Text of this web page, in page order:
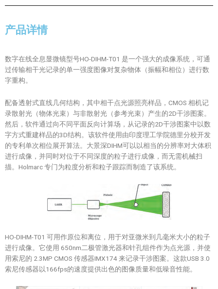
产品详情
数字在线全息显微镜型号HO-DIHM-T01 是一个强大的成像系统，可通
过传输相干光记录的单一强度图像对复杂物体（振幅和相位）进行数
字重构。
配备透射式直线几何结构，其中相干点光源照亮样品，CMOS 相机记
录散射光（物体光束）与非散射光（参考光束）产生的2D干涉图案。
然后，软件通过向不同平面反向计算场，从记录的2D干涉图案中以数
字方式重建样品的3D结构。该软件使用由印度理工学院德里分校开发
的专利单次相位展开算法。大景深DIHM可以以相当的分辨率对大体积
进行成像，并同时对位于不同深度的粒子进行成像，而无需机械扫
描。Holmarc 专门为粒度分析和粒子跟踪而制造了该系统。
HO-DIHM-T01 可用作原位和离位，用于对亚微米到几毫米大小的粒子
进行成像。它使用 650nm二极管激光器和针孔组件作为点光源，并使
用索尼的 2.3MP CMOS 传感器IMX174 来记录干涉图案。这款USB 3.0
索尼传感器以166fps的速度提供出色的图像质量和低噪音性能。